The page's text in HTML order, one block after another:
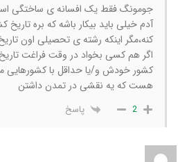
جومونگ فقط یک افسانه ی ساختگی
آدم خیلی باید بیکار باشه که بره
کنه،مگر اینکه رشته ی تحصیلی اون
اگر هم کسی بخواد در وقت فراغت تاریخ
کشور خودش و/یا حداقل با کشورهایی
هست که یه نقشی در تمدن داشتن
2 پاسخ